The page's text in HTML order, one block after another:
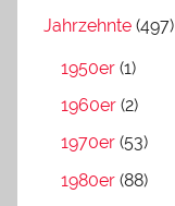
Jahrzehnte (497)
1950er (1)
1960er (2)
1970er (53)
1980er (88)